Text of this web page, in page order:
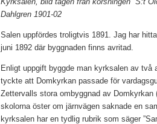
Dahlgren 1901-02
Salen uppfördes troligtvis 1891. Jag har
juni 1892 där byggnaden finns avritad.
Enligt uppgift byggde man kyrksalen av två
tyckte att Domkyrkan passade för
Zettervalls stora ombyggnad av Domkyrkan
skolorna öster om järnvägen saknade en
kyrksalen har en tydlig rubrik som säger